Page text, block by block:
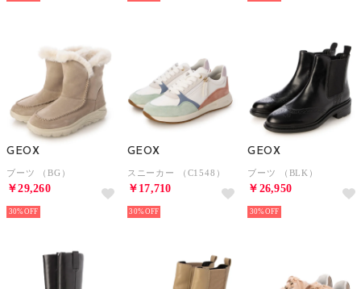
GEOX
ブーツ （BG）
￥29,260
30%
GEOX
スニーカー （C1548）
￥17,710
30%
GEOX
ブーツ （BLK）
￥26,950
30%